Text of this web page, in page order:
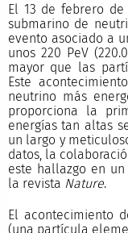
El 13 de febrero de
submarino de
evento asociado a
unos 220 PeV
mayor que las
Este
neutrino más
proporciona la
energías tan altas
un largo y
datos, la
este hallazgo en
la revista Nature.
El acontecimiento
(una partícula